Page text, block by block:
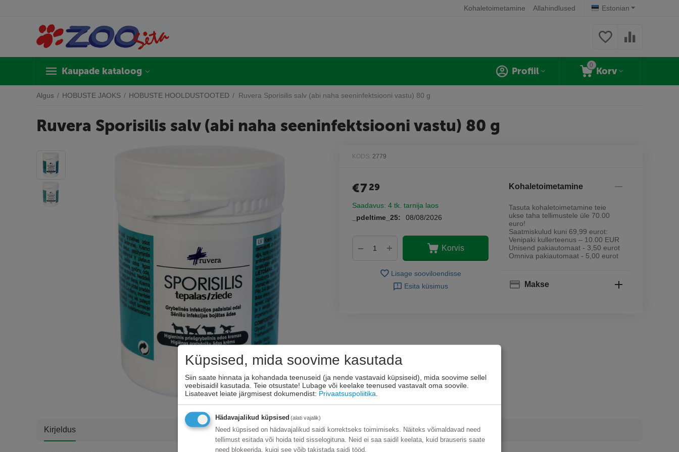
Estonian
Kohaletoimetamine Allahindlused
Kaupade kataloog
0
Korv
Profiil
Algus / HOBUSTE JAOKS / HOBUSTE HOOLDUSTOOTED / Ruvera Sporisilis salv (abi naha seeninfektsiooni vastu) 80 g
Ruvera Sporisilis salv (abi naha seeninfektsiooni vastu) 80 g
KODS: 2779
€7 29
Saadavus: 4 tk. tarnija laos
_pdeltime_25:
08/08/2026
+
− Korvis
Lisage sooviloendisse
Esita küsimus
Kohaletoimetamine
Tasuta kohaletoimetamine teie
ukse taha tellimustele üle 70.00
euro!
Saatmiskulud kuni 69,99 eurot:
Venipaki kullerteenus – 10.00 EUR
Unisend pakiautomaat - 3,50 eurot
Omniva pakiautomaat - 5,00 eurot
Makse
Kirjeldus
Küpsised, mida soovime kasutada
Siin saate hinnata ja kohandada teenuseid (ja nende vastavaid küpsiseid), mida soovime sellel
veebisaidil kasutada. Teie otsustate! Lubage või keelake teenused vastavalt oma soovile.
Lisateavet leiate järgmisest dokumendist: Privaatsuspoliitika
Hädavajalikud küpsised (alati vajalik)
Need küpsised on hädavajalikud saidi korrektseks toimimiseks. Näiteks võimaldavad need
tellimust esitada või hoida teid sisselogituna. Neid ei saa saidil keelata, kuid brauseris saate
need blokeerida, kuigi see võib takistada saidi tööd.